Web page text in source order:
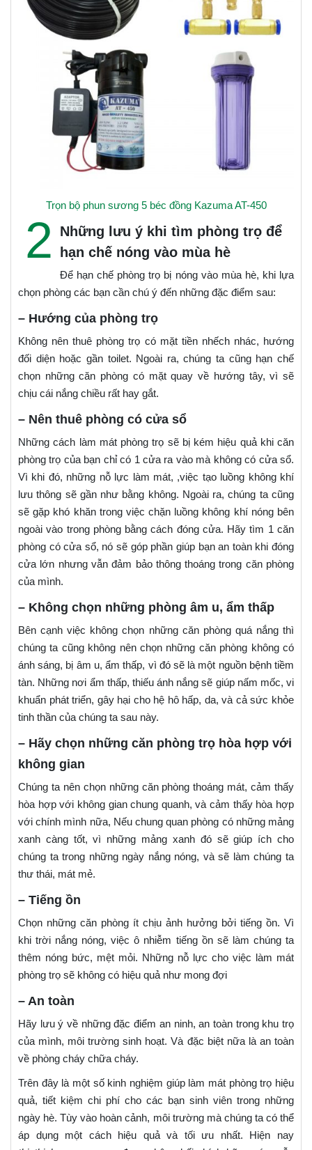
Trọn bộ phun sương 5 béc đồng Kazuma AT-450
2
Những lưu ý khi tìm phòng trọ để
hạn chế nóng vào mùa hè
Để hạn chế phòng trọ bị nóng vào mùa hè, khi lựa
chọn phòng các bạn cần chú ý đến những đặc điểm sau:
– Hướng của phòng trọ
Không nên thuê phòng trọ có mặt tiền nhếch nhác, hướng
đối diện hoặc gần toilet. Ngoài ra, chúng ta cũng hạn chế
chọn những căn phòng có mặt quay về hướng tây, vì sẽ
chịu cái nắng chiều rất hay gắt.
– Nên thuê phòng có cửa sổ
Những cách làm mát phòng trọ sẽ bị kém hiệu quả khi căn
phòng trọ của bạn chỉ có 1 cửa ra vào mà không có cửa sổ.
Vì khi đó, những nỗ lực làm mát, ,việc tạo luồng không khí
lưu thông sẽ gần như bằng không. Ngoài ra, chúng ta cũng
sẽ gặp khó khăn trong việc chặn luồng không khí nóng bên
ngoài vào trong phòng bằng cách đóng cửa. Hãy tìm 1 căn
phòng có cửa sổ, nó sẽ góp phần giúp bạn an toàn khi đóng
cửa lớn nhưng vẫn đảm bảo thông thoáng trong căn phòng
của mình.
– Không chọn những phòng âm u, ẩm thấp
Bên cạnh việc không chọn những căn phòng quá nắng thì
chúng ta cũng không nên chọn những căn phòng không có
ánh sáng, bị âm u, ẩm thấp, vì đó sẽ là một nguồn bệnh tiềm
tàn. Những nơi ẩm thấp, thiếu ánh nắng sẽ giúp nấm mốc, vi
khuẩn phát triển, gây hại cho hệ hô hấp, da, và cả sức khỏe
tinh thần của chúng ta sau này.
– Hãy chọn những căn phòng trọ hòa hợp với
không gian
Chúng ta nên chọn những căn phòng thoáng mát, cảm thấy
hòa hợp với không gian chung quanh, và cảm thấy hòa hợp
với chính mình nữa, Nếu chung quan phòng có những mảng
xanh càng tốt, vì những mảng xanh đó sẽ giúp ích cho
chúng ta trong những ngày nắng nóng, và sẽ làm chúng ta
thư thái, mát mẻ.
– Tiếng ồn
Chọn những căn phòng ít chịu ảnh hưởng bởi tiếng ồn. Vì
khi trời nắng nóng, việc ô nhiễm tiếng ồn sẽ làm chúng ta
thêm nóng bức, mệt mỏi. Những nỗ lực cho việc làm mát
phòng trọ sẽ không có hiệu quả như mong đợi
– An toàn
Hãy lưu ý về những đặc điểm an ninh, an toàn trong khu trọ
của mình, môi trường sinh hoạt. Và đặc biệt nữa là an toàn
về phòng cháy chữa cháy.
Trên đây là một số kinh nghiệm giúp làm mát phòng trọ hiệu
quả, tiết kiệm chi phí cho các bạn sinh viên trong những
ngày hè. Tùy vào hoàn cảnh, môi trường mà chúng ta có thể
áp dụng một cách hiệu quả và tối ưu nhất. Hiện nay